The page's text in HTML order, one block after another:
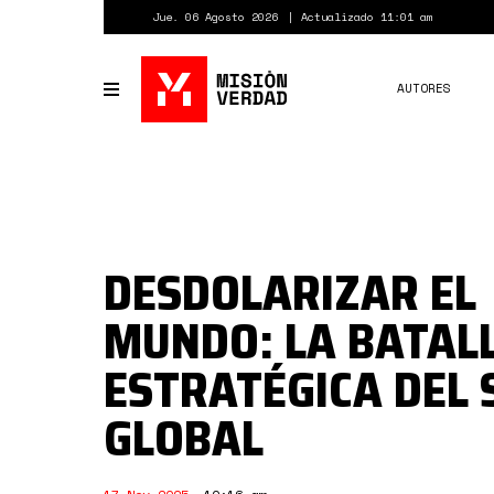
Jue. 06 Agosto 2026 Actualizado 11:01 am
Toggle
navigation
AUTORES
DESDOLARIZAR EL
MUNDO: LA
ESTRATÉGICA DEL
GLOBAL